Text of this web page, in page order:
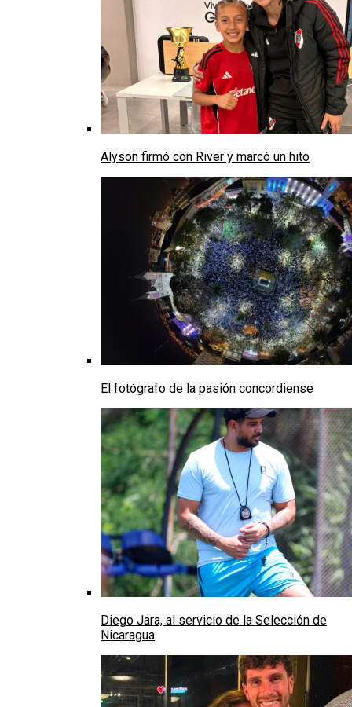
Alyson firmó con River y marcó un hito
El fotógrafo de la pasión concordiense
Diego Jara, al servicio de la Selección de
Nicaragua